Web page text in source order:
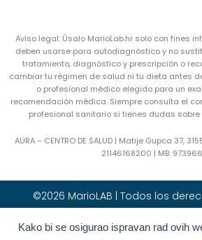
Kako bi se osigurao ispravan rad ovih
Aviso legal: Úsalo MarioLab.hr solo con fines
deben usarse para autodiagnóstico y no
tratamiento, diagnóstico y prescripción o
cambiar tu régimen de salud ni tu dieta antes
o profesional médico elegido para un
recomendación médica. Siempre consulta el
profesional sanitario si tienes dudas
AURA – CENTRO DE SALUD | Matije Gupca 37,
21146168200 | MB:
©2026 MarioLAB | Todos los
Hrvatski (Croata)